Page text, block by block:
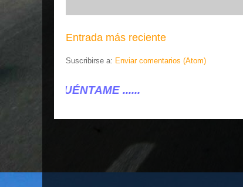
Entrada más reciente
Suscribirse a: Enviar comentarios (Atom)